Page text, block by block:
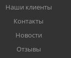
Наши клиенты
Контакты
Новости
Отзывы